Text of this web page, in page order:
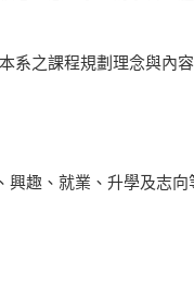
之課程規劃理念與內
趣、就業、升學及志向